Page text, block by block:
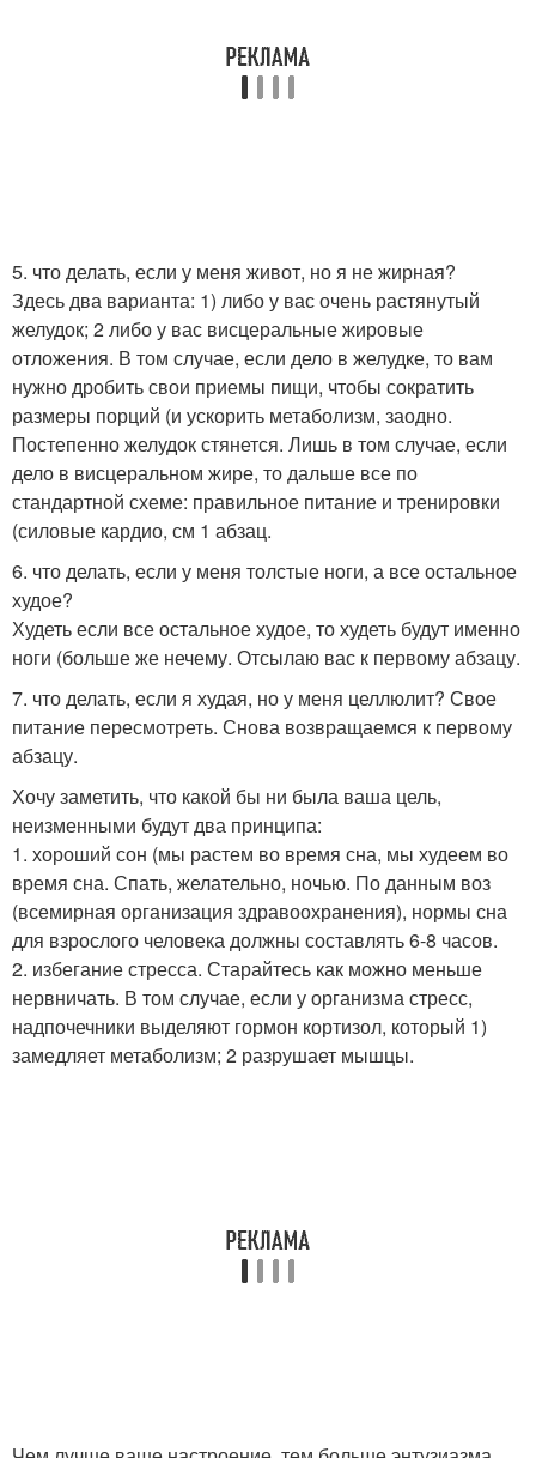
5. что делать, если у меня живот, но я не жирная?
Здесь два варианта: 1) либо у вас очень растянутый
желудок; 2 либо у вас висцеральные жировые
отложения. В том случае, если дело в желудке, то вам
нужно дробить свои приемы пищи, чтобы сократить
размеры порций (и ускорить метаболизм, заодно.
Постепенно желудок стянется. Лишь в том случае, если
дело в висцеральном жире, то дальше все по
стандартной схеме: правильное питание и тренировки
(силовые кардио, см 1 абзац.
6. что делать, если у меня толстые ноги, а все остальное
худое?
Худеть если все остальное худое, то худеть будут именно
ноги (больше же нечему. Отсылаю вас к первому абзацу.
7. что делать, если я худая, но у меня целлюлит? Свое
питание пересмотреть. Снова возвращаемся к первому
абзацу.
Хочу заметить, что какой бы ни была ваша цель,
неизменными будут два принципа:
1. хороший сон (мы растем во время сна, мы худеем во
время сна. Спать, желательно, ночью. По данным воз
(всемирная организация здравоохранения), нормы сна
для взрослого человека должны составлять 6-8 часов.
2. избегание стресса. Старайтесь как можно меньше
нервничать. В том случае, если у организма стресс,
надпочечники выделяют гормон кортизол, который 1)
замедляет метаболизм; 2 разрушает мышцы.